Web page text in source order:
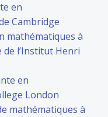
en
Cambridge
mathématiques à
de l’Institut Henri
en
London
mathématiques à